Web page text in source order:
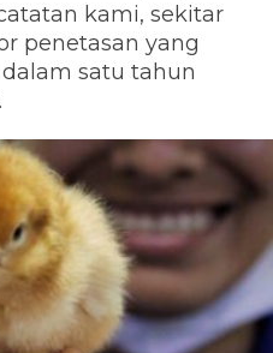
kami, sekitar
penetasan yang
satu tahun